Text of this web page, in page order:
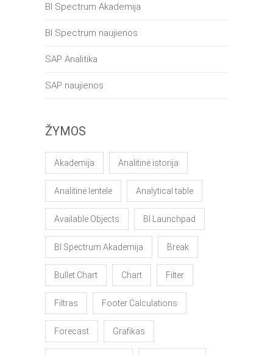
BI Spectrum Akademija
BI Spectrum naujienos
SAP Analitika
SAP naujienos
ŽYMOS
Akademija Analitinė istorija
Analitinė lentelė Analytical table
Available Objects BI Launchpad
BI Spectrum Akademija Break
Bullet Chart Chart Filter
Filtras Footer Calculations
Forecast Grafikas